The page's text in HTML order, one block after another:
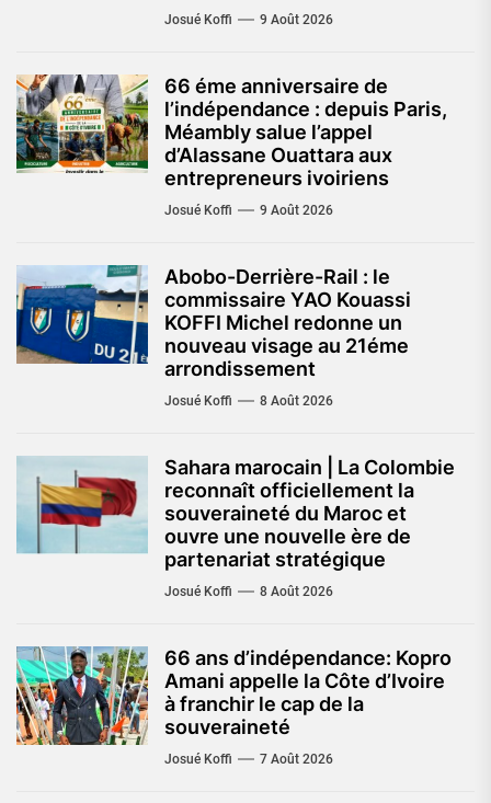
Josué Koffi 9 Août 2026
66 éme anniversaire de
l’indépendance : depuis Paris,
Méambly salue l’appel
d’Alassane Ouattara aux
entrepreneurs ivoiriens
Josué Koffi 9 Août 2026
Abobo-Derrière-Rail : le
commissaire YAO Kouassi
KOFFI Michel redonne un
nouveau visage au 21éme
arrondissement
Josué Koffi 8 Août 2026
Sahara marocain | La Colombie
reconnaît officiellement la
souveraineté du Maroc et
ouvre une nouvelle ère de
partenariat stratégique
Josué Koffi 8 Août 2026
66 ans d’indépendance: Kopro
Amani appelle la Côte d’Ivoire
à franchir le cap de la
souveraineté
Josué Koffi 7 Août 2026